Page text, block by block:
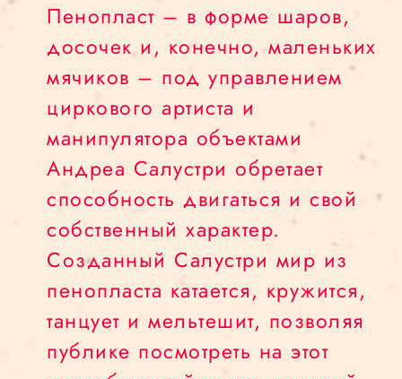
Пенопласт – в форме шаров,
досочек и, конечно, маленьких
мячиков – под управлением
циркового артиста и
манипулятора объектами
Андреа Салустри обретает
способность двигаться и свой
собственный характер.
Созданный Салустри мир из
пенопласта катается, кружится,
танцует и мельтешит, позволяя
публике посмотреть на этот